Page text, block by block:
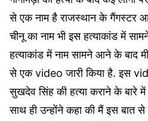
से एक नाम है राजस्थान के गैंगस्टर
चीनू का नाम भी इस हत्याकांड में
हत्याकांड में नाम सामने आने के बाद
से एक video जारी किया है. इस
सुखदेव सिंह की हत्या कराने के बारे में
साथ ही उन्होंने कहा की मैं इस बात